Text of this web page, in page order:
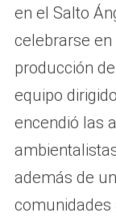
en el Salto
celebrarse
producción
equipo
encendió las
además de
comunidades